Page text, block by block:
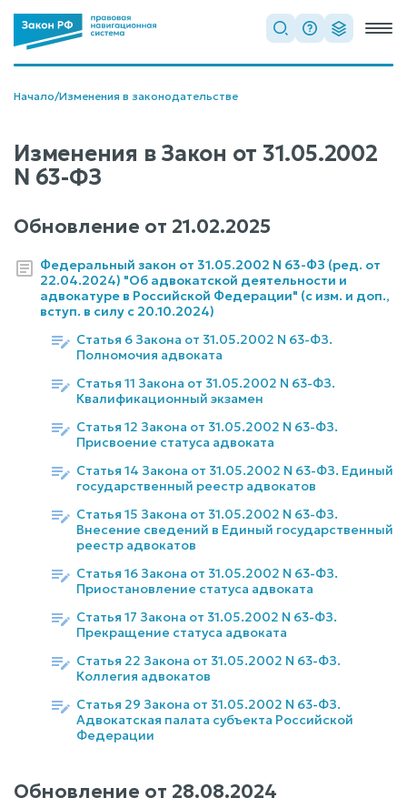
Начало/Изменения в законодательстве
Изменения в Закон от 31.05.2002
N 63-ФЗ
Обновление от 21.02.2025
Федеральный закон от 31.05.2002 N 63-ФЗ (ред. от
22.04.2024) "Об адвокатской деятельности и
адвокатуре в Российской Федерации" (с изм. и доп.,
вступ. в силу с 20.10.2024)
Статья 6 Закона от 31.05.2002 N 63-ФЗ.
Полномочия адвоката
Статья 11 Закона от 31.05.2002 N 63-ФЗ.
Квалификационный экзамен
Статья 12 Закона от 31.05.2002 N 63-ФЗ.
Присвоение статуса адвоката
Статья 14 Закона от 31.05.2002 N 63-ФЗ. Единый
государственный реестр адвокатов
Статья 15 Закона от 31.05.2002 N 63-ФЗ.
Внесение сведений в Единый государственный
реестр адвокатов
Статья 16 Закона от 31.05.2002 N 63-ФЗ.
Приостановление статуса адвоката
Статья 17 Закона от 31.05.2002 N 63-ФЗ.
Прекращение статуса адвоката
Статья 22 Закона от 31.05.2002 N 63-ФЗ.
Коллегия адвокатов
Статья 29 Закона от 31.05.2002 N 63-ФЗ.
Адвокатская палата субъекта Российской
Федерации
Обновление от 28.08.2024